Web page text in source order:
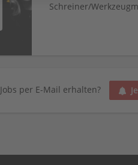
Schreiner/
per E-Mail erhalten?